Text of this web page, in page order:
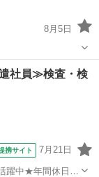
8月5日
社員≫検査・検
携サイト 7月21日
躍中★年間休日